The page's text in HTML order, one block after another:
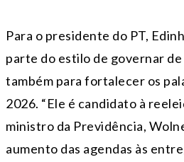
Para o presidente do PT,
parte do estilo de governar
também para fortalecer os
2026. “Ele é candidato à
ministro da Previdência,
aumento das agendas às